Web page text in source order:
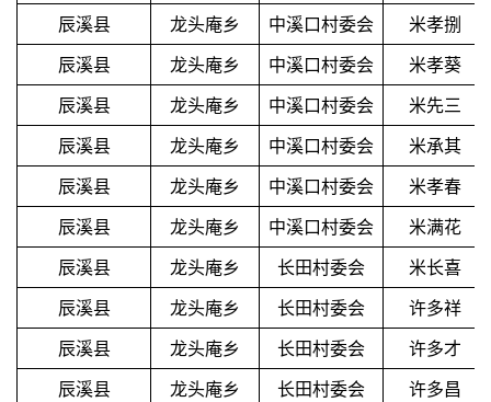
辰溪县
龙头庵乡 中溪口村委会
米孝捌
辰溪县
龙头庵乡 中溪口村委会
米孝葵
辰溪县
龙头庵乡 中溪口村委会
米先三
辰溪县
龙头庵乡 中溪口村委会
米承其
辰溪县
龙头庵乡 中溪口村委会
米孝春
辰溪县
龙头庵乡 中溪口村委会
米满花
辰溪县
龙头庵乡 长田村委会
米长喜
辰溪县
龙头庵乡 长田村委会
许多祥
辰溪县
龙头庵乡 长田村委会
许多才
辰溪县
龙头庵乡 长田村委会
许多昌